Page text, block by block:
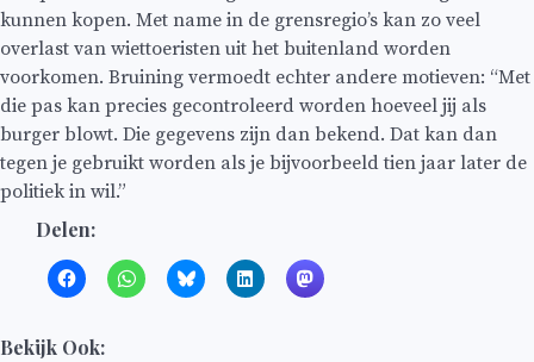
kunnen kopen. Met name in de grensregio’s kan zo veel
overlast van wiettoeristen uit het buitenland worden
voorkomen. Bruining vermoedt echter andere motieven: “Met
die pas kan precies gecontroleerd worden hoeveel jij als
burger blowt. Die gegevens zijn dan bekend. Dat kan dan
tegen je gebruikt worden als je bijvoorbeeld tien jaar later de
politiek in wil.”
Delen:
Bekijk Ook: